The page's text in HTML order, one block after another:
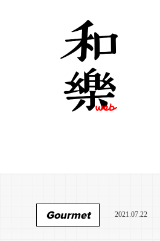
Gourmet 2021.07.22